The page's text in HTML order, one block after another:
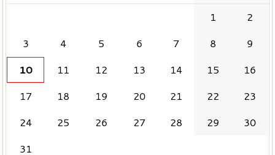
1
2
3
4 5 6 7 8
9
10
11 12 13 14 15
16
17
18 19 20 21 22
23
24
25 26 27 28 29
30
31